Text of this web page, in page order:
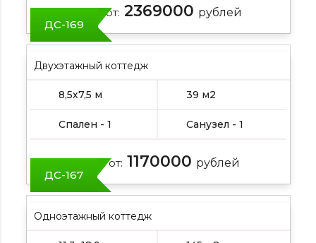
Цена от: 2369000 рублей
ДС-169
Двухэтажный коттедж
8,5х7,5 м 39 м2
Спален - 1 Санузел - 1
Цена от: 1170000 рублей
ДС-167
Одноэтажный коттедж